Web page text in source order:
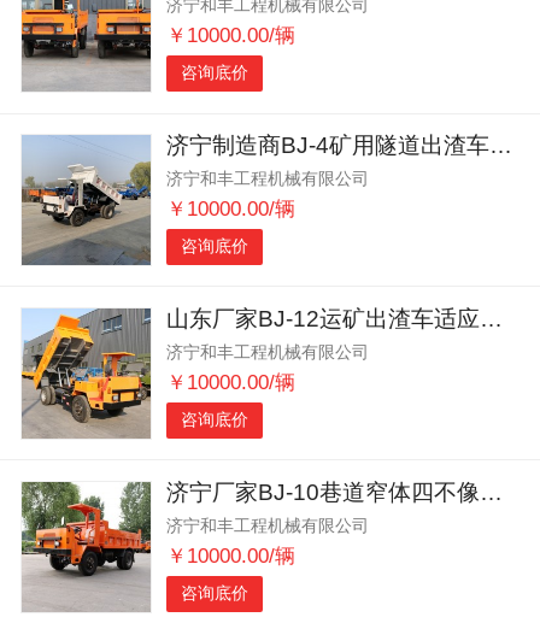
济宁和丰工程机械有限公司
￥10000.00/辆
咨询底价
济宁制造商BJ-4矿用隧道出渣车马力强劲
济宁和丰工程机械有限公司
￥10000.00/辆
咨询底价
山东厂家BJ-12运矿出渣车适应性强
济宁和丰工程机械有限公司
￥10000.00/辆
咨询底价
济宁厂家BJ-10巷道窄体四不像运矿出渣车大马力
济宁和丰工程机械有限公司
￥10000.00/辆
咨询底价